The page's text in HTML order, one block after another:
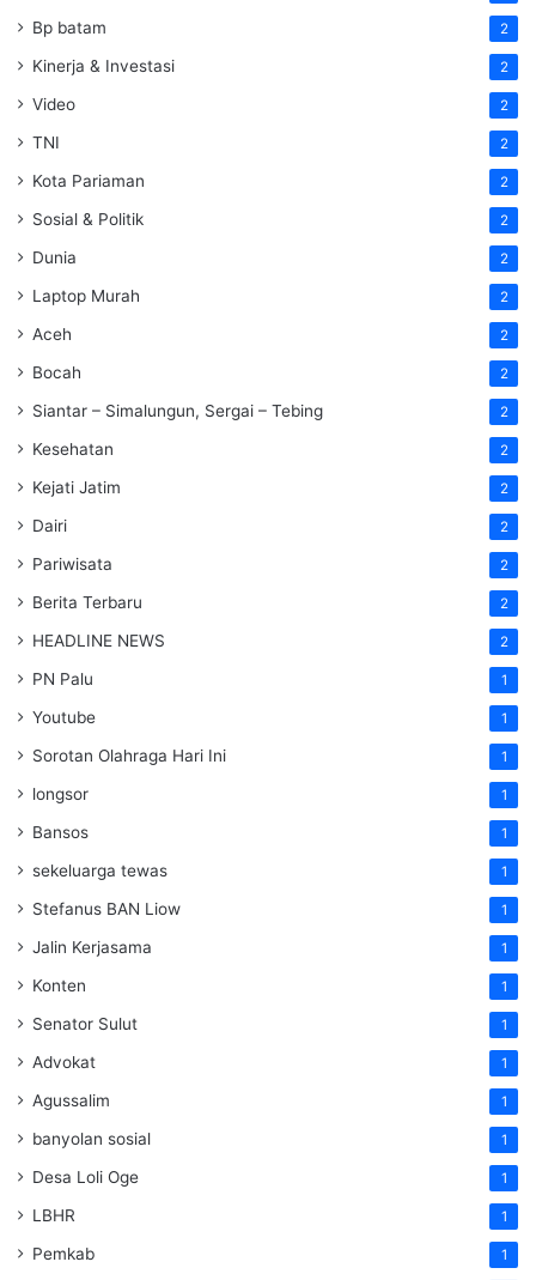
Bp batam 2
Kinerja & Investasi 2
Video 2
TNI 2
Kota Pariaman 2
Sosial & Politik 2
Dunia 2
Laptop Murah 2
Aceh 2
Bocah 2
Siantar – Simalungun, Sergai – Tebing 2
Kesehatan 2
Kejati Jatim 2
Dairi 2
Pariwisata 2
Berita Terbaru 2
HEADLINE NEWS 2
PN Palu 1
Youtube 1
Sorotan Olahraga Hari Ini 1
longsor 1
Bansos 1
sekeluarga tewas 1
Stefanus BAN Liow 1
Jalin Kerjasama 1
Konten 1
Senator Sulut 1
Advokat 1
Agussalim 1
banyolan sosial 1
Desa Loli Oge 1
LBHR 1
Pemkab 1